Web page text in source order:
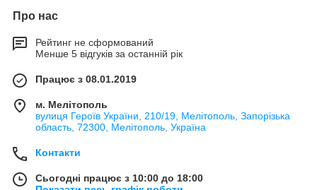
Про нас
Рейтинг не сформований
Менше 5 відгуків за останній рік
Працює з 08.01.2019
м. Мелітополь
вулиця Героїв України, 210/19, Мелітополь, Запорізька
область, 72300, Мелітополь, Україна
Контакти
Сьогодні працює з 10:00 до 18:00